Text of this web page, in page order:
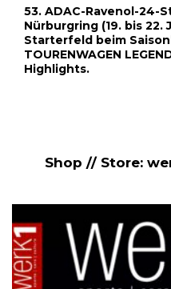
53. ADAC-Ravenol-24-
Nürburgring (19. bis 22.
Starterfeld beim
TOURENWAGEN
Highlights.
Shop // Store: